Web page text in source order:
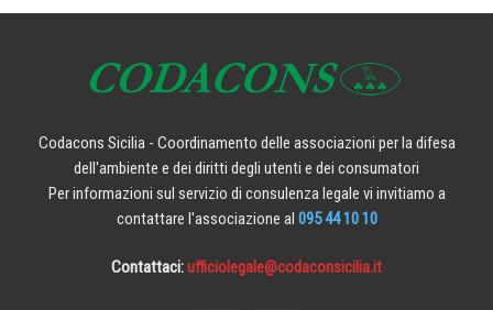
Codacons Sicilia - Coordinamento delle associazioni per la difesa
dell'ambiente e dei diritti degli utenti e dei consumatori
Per informazioni sul servizio di consulenza legale vi invitiamo a
contattare l'associazione al 095 44 10 10
Contattaci:ufficiolegale@codaconsicilia.it